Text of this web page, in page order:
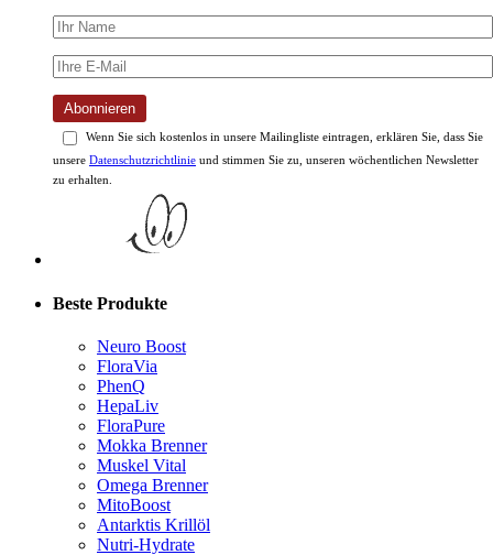
Wenn Sie sich kostenlos in unsere Mailingliste eintragen, erklären Sie, dass Sie
unsereDatenschutzrichtlinieund stimmen Sie zu, unseren wöchentlichen Newsletter
zu erhalten.
FloraVia
PhenQ
HepaLiv
FloraPure
Mokka Brenner
Muskel Vital
Omega Brenner
MitoBoost
Antarktis Krillöl
Nutri-Hydrate
YourBiology